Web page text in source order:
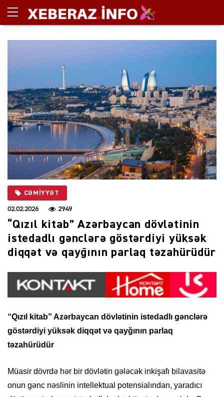
CƏMIYYƏT
02.02.2026 2949
“Qızıl kitab” Azərbaycan dövlətinin
istedadlı gənclərə göstərdiyi yüksək
diqqət və qayğının parlaq təzahürüdür
“Qızıl kitab” Azərbaycan dövlətinin istedadlı gənclərə
göstərdiyi yüksək diqqət və qayğının parlaq
təzahürüdür
Müasir dövrdə hər bir dövlətin gələcək inkişafı bilavasitə
onun gənc nəslinin intellektual potensialından, yaradıcı